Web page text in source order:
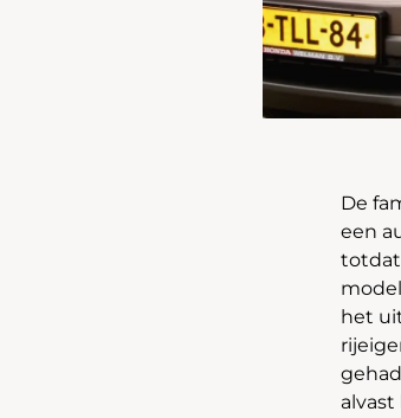
De
een
totdat
het